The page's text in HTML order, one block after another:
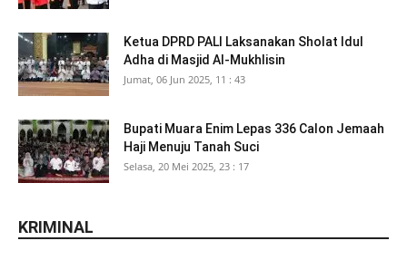
Ketua DPRD PALI Laksanakan Sholat Idul
Adha di Masjid Al-Mukhlisin
Jumat, 06 Jun 2025, 11 : 43
Bupati Muara Enim Lepas 336 Calon Jemaah
Haji Menuju Tanah Suci
Selasa, 20 Mei 2025, 23 : 17
KRIMINAL